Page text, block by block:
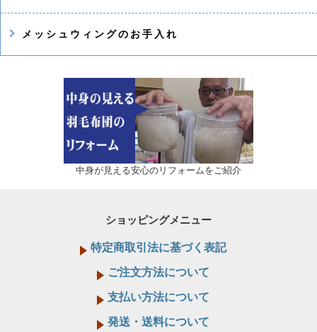
メッシュウィングのお手入れ
中身が見える安心のリフォームをご紹介
ショッピングメニュー
特定商取引法に基づく表記
ご注文方法について
支払い方法について
発送・送料について